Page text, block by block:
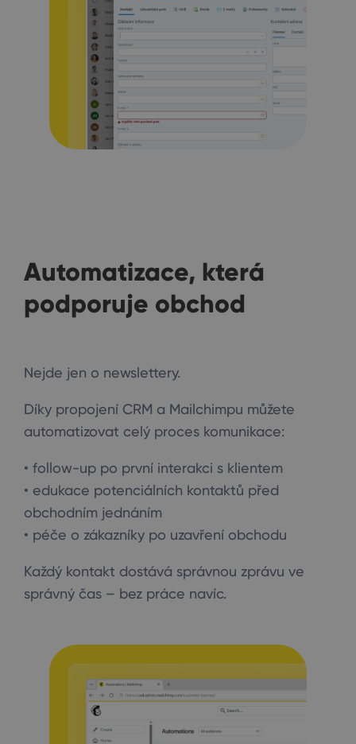
Automatizace, která
podporuje obchod
Nejde jen o newslettery.
Díky propojení CRM a Mailchimpu můžete
automatizovat celý proces komunikace:
• follow-up po první interakci s klientem
• edukace potenciálních kontaktů před
obchodním jednáním
• péče o zákazníky po uzavření obchodu
Každý kontakt dostává správnou zprávu ve
správný čas – bez práce navíc.